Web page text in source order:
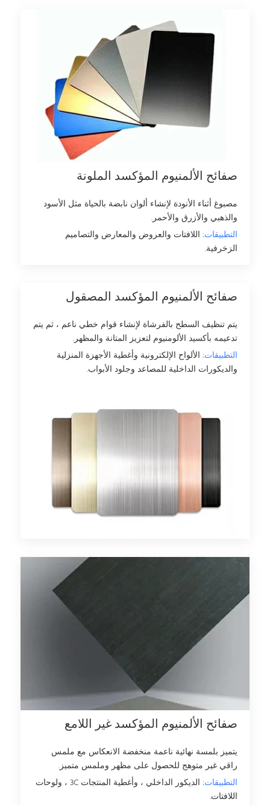
صفائح الألمنيوم المؤكسد الملونة
مصبوغ أثناء الأنودة لإنشاء ألوان نابضة بالحياة مثل الأسود
والذهبي والأزرق والأحمر.
التطبيقات: اللافتات والعروض والمعارض والتصاميم
الزخرفية.
صفائح الألمنيوم المؤكسد المصقول
يتم تنظيف السطح بالفرشاة لإنشاء قوام خطي ناعم ، ثم يتم
تدعيمه بأكسيد الألومنيوم لتعزيز المتانة والمظهر.
التطبيقات: الألواح الإلكترونية وأغطية الأجهزة المنزلية
والديكورات الداخلية للمصاعد وجلود الأبواب.
صفائح الألمنيوم المؤكسد غير اللامع
يتميز بلمسة نهائية ناعمة منخفضة الانعكاس مع ملمس
راقي غير متوهج للحصول على مظهر وملمس متميز.
التطبيقات:
الديكور الداخلي ، وأغطية المنتجات 3C ، ولوحات
اللافتات.